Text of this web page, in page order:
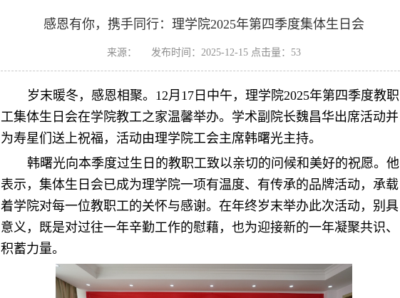
感恩有你，携手同行：理学院2025年第四季度集体生日会
来源： 发布时间：2025-12-15 点击量： 53
岁末暖冬，感恩相聚。12月17日中午，理学院2025年第四季度教职
工集体生日会在学院教工之家温馨举办。学术副院长魏昌华出席活动并
为寿星们送上祝福，活动由理学院工会主席韩曙光主持。
韩曙光向本季度过生日的教职工致以亲切的问候和美好的祝愿。他
表示，集体生日会已成为理学院一项有温度、有传承的品牌活动，承载
着学院对每一位教职工的关怀与感谢。在年终岁末举办此次活动，别具
意义，既是对过往一年辛勤工作的慰藉，也为迎接新的一年凝聚共识、
积蓄力量。